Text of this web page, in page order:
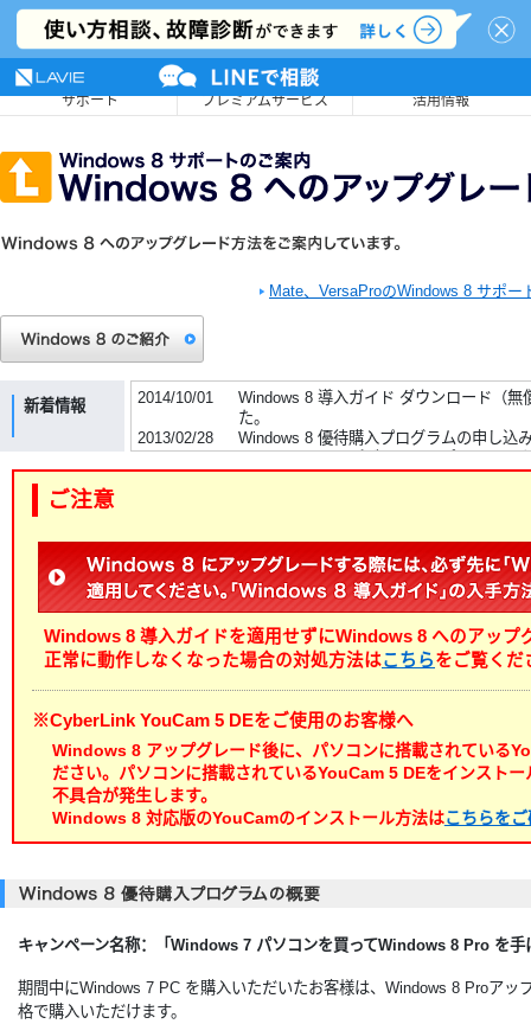
NEC LAVIE公式サイト
サポート プレミアムサービス 活用情報
Mate、VersaProのWindows 8 サポー
新着情報 2014/10/01
Windows 8 導入ガイド ダウンロード（
た。
2013/02/28
Windows 8 優待購入プログラムの申し込
2012/08/29
Windows 8 へのアップグレードに関する
ご注意
Windows 8 導入ガイドを適用せずにWindows 8 へのアップ
正常に動作しなくなった場合の対処方法はこちらをご覧くだ
※CyberLink YouCam 5 DEをご使用のお客様へ
Windows 8 アップグレード後に、パソコンに搭載されている
ださい。パソコンに搭載されているYouCam 5 DEをインスト
不具合が発生します。
Windows 8 対応版のYouCamのインストール方法はこちらを
キャンペーン名称：「Windows 7 パソコンを買ってWindows 8 Pro を手
期間中にWindows 7 PC を購入いただいたお客様は、Windows 8 Proアッ
格で購入いただけます。